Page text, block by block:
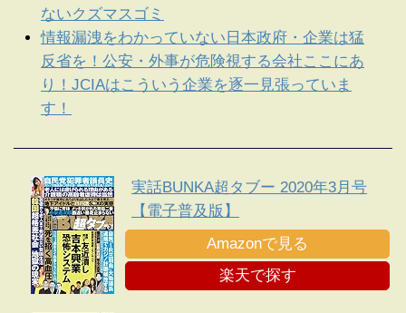
ないクズマスゴミ
情報漏洩をわかっていない日本政府・企業は猛
反省を！公安・外事が危険視する会社ここにあ
り！JCIAはこういう企業を逐一見張っていま
す！
実話BUNKA超タブー 2020年3月号
【電子普及版】
Amazonで見る
楽天で探す